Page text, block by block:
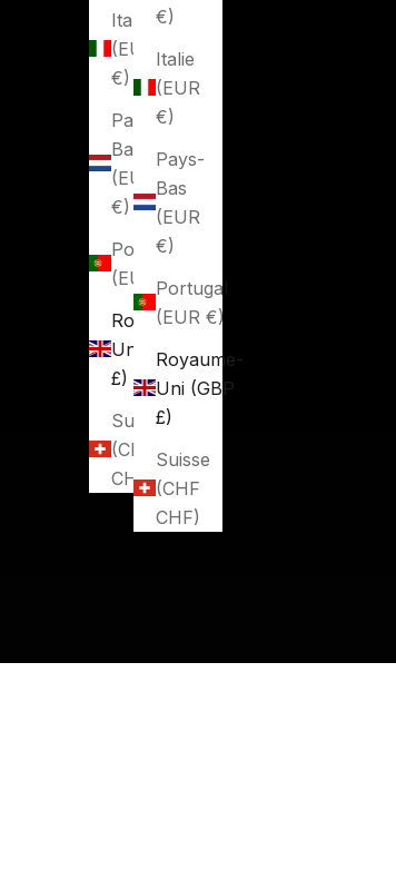
Italie
(EUR
€)
Pays-
Bas
(EUR
€)
Portugal
(EUR €)
Royaume-
Uni (GBP
£)
Suisse
(CHF
CHF)
€)
Italie
(EUR
€)
Pays-
Bas
(EUR
€)
Portugal
(EUR €)
Royaume-
Uni (GBP
£)
Suisse
(CHF
CHF)